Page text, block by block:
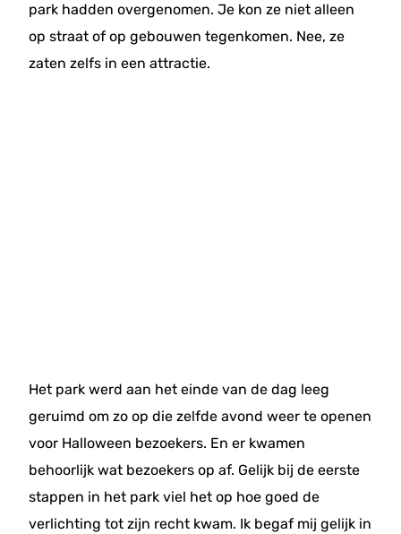
park hadden overgenomen. Je kon ze niet alleen
op straat of op gebouwen tegenkomen. Nee, ze
zaten zelfs in een attractie.
Het park werd aan het einde van de dag leeg
geruimd om zo op die zelfde avond weer te openen
voor Halloween bezoekers. En er kwamen
behoorlijk wat bezoekers op af. Gelijk bij de eerste
stappen in het park viel het op hoe goed de
verlichting tot zijn recht kwam. Ik begaf mij gelijk in